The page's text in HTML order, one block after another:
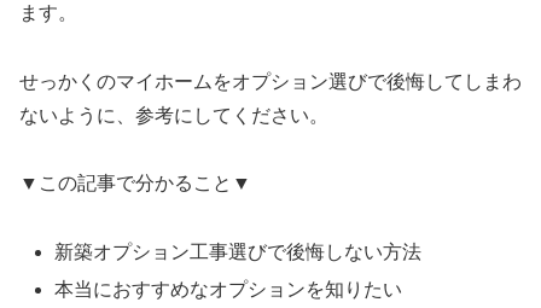
ます。
せっかくのマイホームをオプション選びで後悔してしまわ
ないように、参考にしてください。
▼この記事で分かること▼
新築オプション工事選びで後悔しない方法
本当におすすめなオプションを知りたい